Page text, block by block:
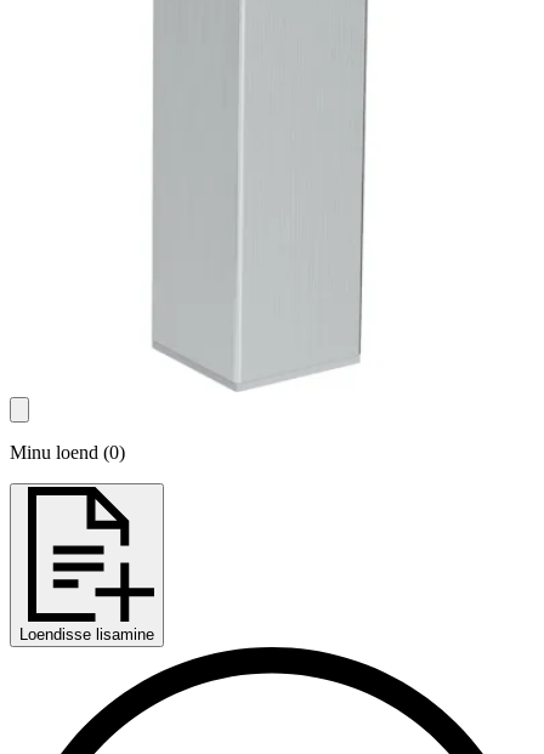
Minu loend (0)
Loendisse lisamine